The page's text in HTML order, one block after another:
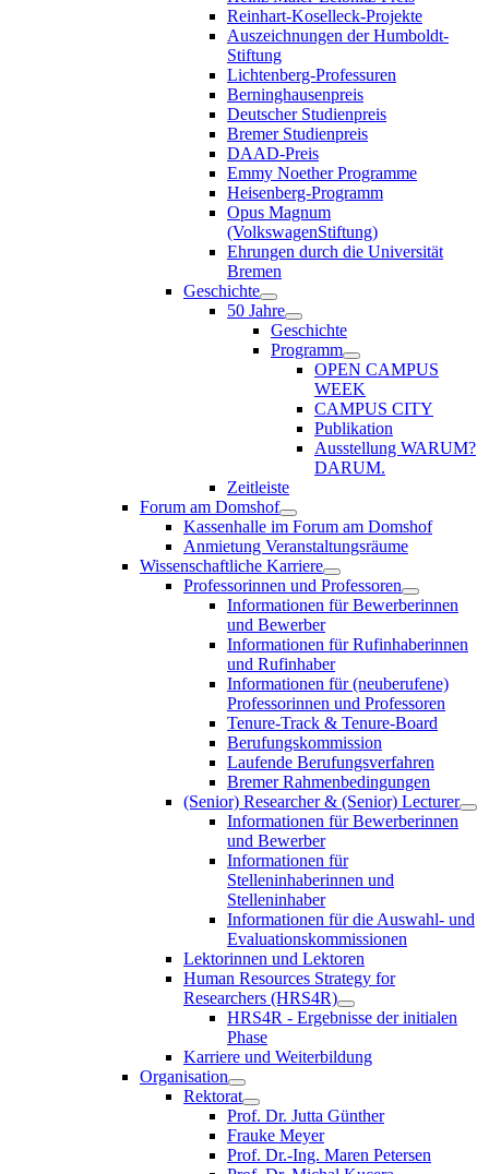
Reinhart-Koselleck-Projekte
Auszeichnungen der Humboldt-
Stiftung
Lichtenberg-Professuren
Berninghausenpreis
Deutscher Studienpreis
Bremer Studienpreis
DAAD-Preis
Emmy Noether Programme
Heisenberg-Programm
Opus Magnum
(VolkswagenStiftung)
Ehrungen durch die Universität
Bremen
Geschichte
50 Jahre
Geschichte
Programm
OPEN CAMPUS
WEEK
CAMPUS CITY
Publikation
Ausstellung WARUM?
DARUM.
Zeitleiste
Forum am Domshof
Kassenhalle im Forum am Domshof
Anmietung Veranstaltungsräume
Wissenschaftliche Karriere
Professorinnen und Professoren
Informationen für Bewerberinnen
und Bewerber
Informationen für Rufinhaberinnen
und Rufinhaber
Informationen für (neuberufene)
Professorinnen und Professoren
Tenure-Track & Tenure-Board
Berufungskommission
Laufende Berufungsverfahren
Bremer Rahmenbedingungen
(Senior) Researcher & (Senior) Lecturer
Informationen für Bewerberinnen
und Bewerber
Informationen für
Stelleninhaberinnen und
Stelleninhaber
Informationen für die Auswahl- und
Evaluationskommissionen
Lektorinnen und Lektoren
Human Resources Strategy for
Researchers (HRS4R)
HRS4R - Ergebnisse der initialen
Phase
Karriere und Weiterbildung
Organisation
Rektorat
Prof. Dr. Jutta Günther
Frauke Meyer
Prof. Dr.-Ing. Maren Petersen